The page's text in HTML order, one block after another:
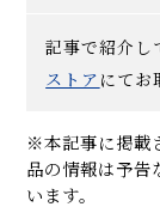
記事で紹介し
ストア にてお
※本記事に掲載
品の情報は予告
います。